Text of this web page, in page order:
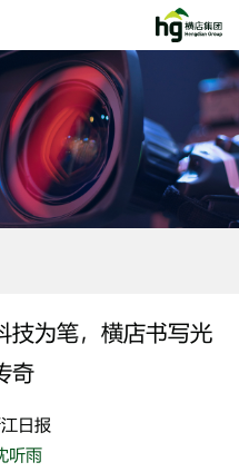
技为笔，横店书写光
奇
日报
听雨